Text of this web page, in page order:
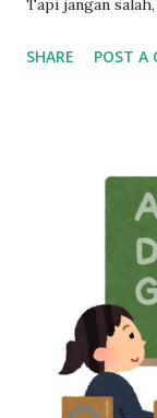
Tapi jangan
dari itu, kalau
Raya” Tahun
di mall, dibayar
sekadar
pindah ke dunia
rasanya kayak
dua kali lipat.
berhenti di
Banyak yang
SHARE POST A